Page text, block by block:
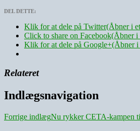
DEL DETTE:
Klik for at dele på Twitter(Åbner i
Click to share on Facebook(Åbner
Klik for at dele på Google+(Åbner
Relateret
Indlægsnavigation
Forrige indlægNu rykker CETA-kampen